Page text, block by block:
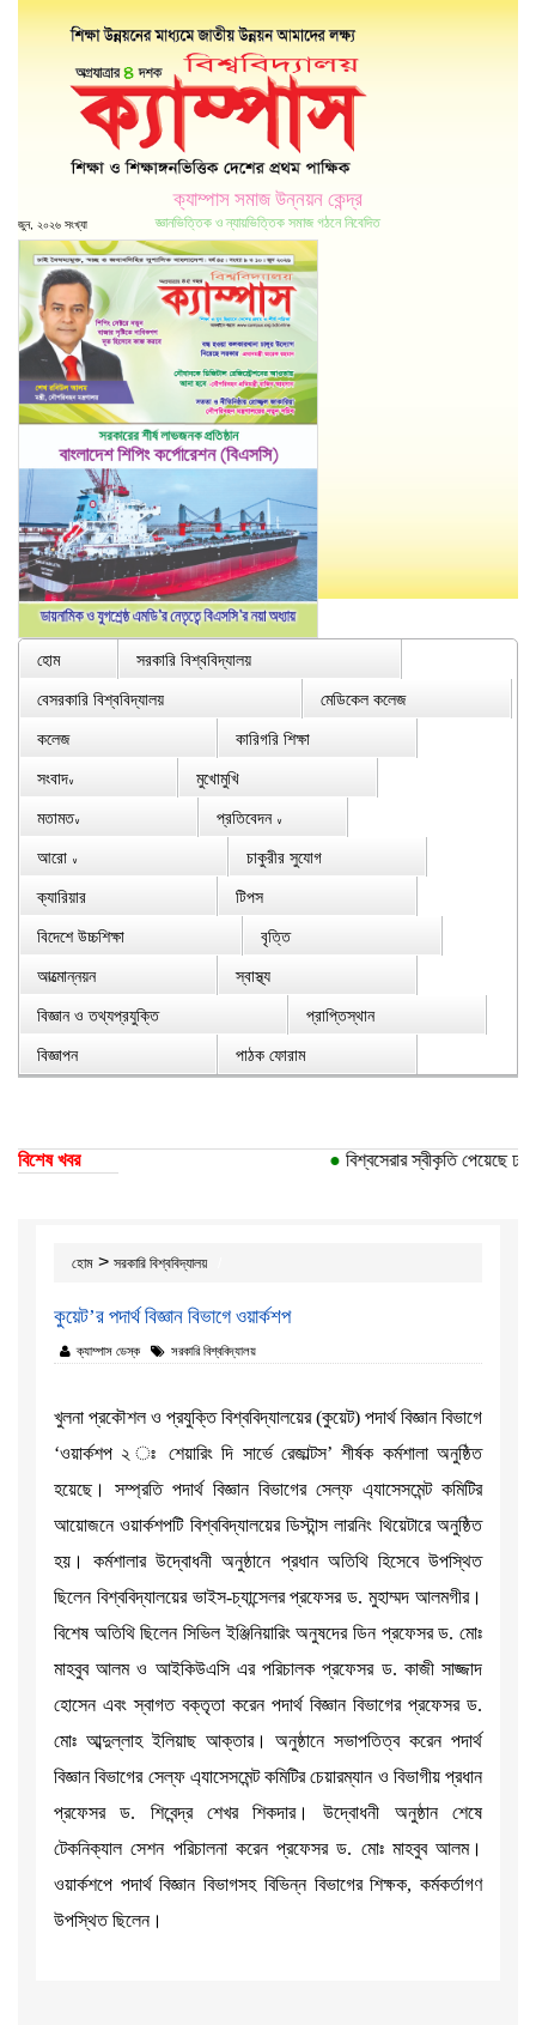
ক্যাম্পাস সমাজ উন্নয়ন কেন্দ্র
জ্ঞানভিত্তিক ও ন্যায়ভিত্তিক সমাজ গঠনে নিবেদিত
জুন, ২০২৬ সংখ্যা
হোম
সরকারি বিশ্ববিদ্যালয়
বেসরকারি বিশ্ববিদ্যালয়
মেডিকেল কলেজ
কলেজ
কারিগরি শিক্ষা
সংবাদ∨
মুখোমুখি
মতামত∨ প্রতিবেদন ∨
আরো ∨
চাকুরীর সুযোগ
ক্যারিয়ার
টিপস
বিদেশে উচ্চশিক্ষা
বৃত্তি
আত্মোন্নয়ন
স্বাস্থ্য
বিজ্ঞান ও তথ্যপ্রযুক্তি
প্রাপ্তিস্থান
বিজ্ঞাপন
পাঠক ফোরাম
বিশেষ খবর বিশ্বসেরার স্বীকৃতি পেয়েছে ঢাকা
হোম > সরকারি বিশ্ববিদ্যালয়
কুয়েট’র পদার্থ বিজ্ঞান বিভাগে ওয়ার্কশপ
ক্যাম্পাস ডেস্ক সরকারি বিশ্ববিদ্যালয়
খুলনা প্রকৌশল ও প্রযুক্তি বিশ্ববিদ্যালয়ের (কুয়েট) পদার্থ বিজ্ঞান বিভাগে
‘ওয়ার্কশপ ২ ঃ শেয়ারিং দি সার্ভে রেজাল্টস’ শীর্ষক কর্মশালা অনুষ্ঠিত
হয়েছে। সম্প্রতি পদার্থ বিজ্ঞান বিভাগের সেল্ফ এ্যাসেসমেন্ট কমিটির
আয়োজনে ওয়ার্কশপটি বিশ্ববিদ্যালয়ের ডিস্টান্স লারনিং থিয়েটারে অনুষ্ঠিত
হয়। কর্মশালার উদ্বোধনী অনুষ্ঠানে প্রধান অতিথি হিসেবে উপস্থিত
ছিলেন বিশ্ববিদ্যালয়ের ভাইস-চ্যান্সেলর প্রফেসর ড. মুহাম্মদ আলমগীর।
বিশেষ অতিথি ছিলেন সিভিল ইঞ্জিনিয়ারিং অনুষদের ডিন প্রফেসর ড. মোঃ
মাহবুব আলম ও আইকিউএসি এর পরিচালক প্রফেসর ড. কাজী সাজ্জাদ
হোসেন এবং স্বাগত বক্তৃতা করেন পদার্থ বিজ্ঞান বিভাগের প্রফেসর ড.
মোঃ আব্দুল্লাহ ইলিয়াছ আক্তার। অনুষ্ঠানে সভাপতিত্ব করেন পদার্থ
বিজ্ঞান বিভাগের সেল্ফ এ্যাসেসমেন্ট কমিটির চেয়ারম্যান ও বিভাগীয় প্রধান
প্রফেসর ড. শিবেন্দ্র শেখর শিকদার। উদ্বোধনী অনুষ্ঠান শেষে
টেকনিক্যাল সেশন পরিচালনা করেন প্রফেসর ড. মোঃ মাহবুব আলম।
ওয়ার্কশপে পদার্থ বিজ্ঞান বিভাগসহ বিভিন্ন বিভাগের শিক্ষক, কর্মকর্তাগণ
উপস্থিত ছিলেন।